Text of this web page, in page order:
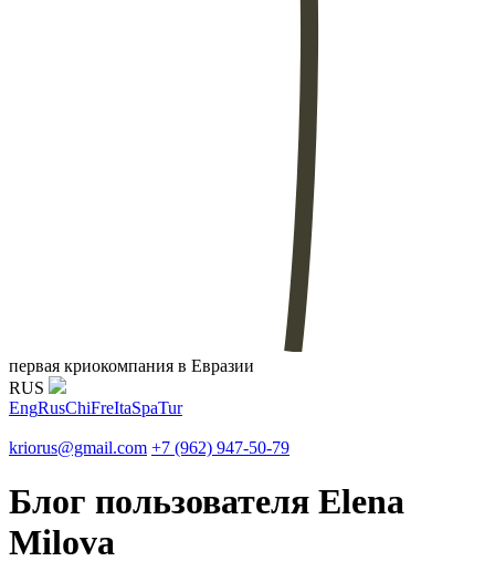
первая криокомпания в Евразии
RUS
EngRusChiFreItaSpaTur
kriorus@gmail.com +7 (962) 947-50-79
Блог пользователя Elena
Milova